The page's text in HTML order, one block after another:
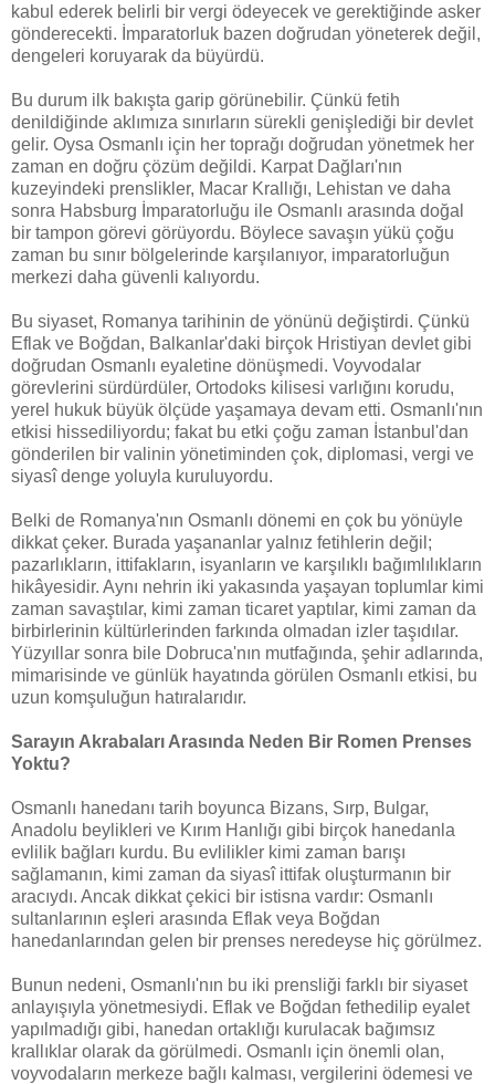
kabul ederek belirli bir vergi ödeyecek ve gerektiğinde asker
gönderecekti. İmparatorluk bazen doğrudan yöneterek değil,
dengeleri koruyarak da büyürdü.
Bu durum ilk bakışta garip görünebilir. Çünkü fetih
denildiğinde aklımıza sınırların sürekli genişlediği bir devlet
gelir. Oysa Osmanlı için her toprağı doğrudan yönetmek her
zaman en doğru çözüm değildi. Karpat Dağları'nın
kuzeyindeki prenslikler, Macar Krallığı, Lehistan ve daha
sonra Habsburg İmparatorluğu ile Osmanlı arasında doğal
bir tampon görevi görüyordu. Böylece savaşın yükü çoğu
zaman bu sınır bölgelerinde karşılanıyor, imparatorluğun
merkezi daha güvenli kalıyordu.
Bu siyaset, Romanya tarihinin de yönünü değiştirdi. Çünkü
Eflak ve Boğdan, Balkanlar'daki birçok Hristiyan devlet gibi
doğrudan Osmanlı eyaletine dönüşmedi. Voyvodalar
görevlerini sürdürdüler, Ortodoks kilisesi varlığını korudu,
yerel hukuk büyük ölçüde yaşamaya devam etti. Osmanlı'nın
etkisi hissediliyordu; fakat bu etki çoğu zaman İstanbul'dan
gönderilen bir valinin yönetiminden çok, diplomasi, vergi ve
siyasî denge yoluyla kuruluyordu.
Belki de Romanya'nın Osmanlı dönemi en çok bu yönüyle
dikkat çeker. Burada yaşananlar yalnız fetihlerin değil;
pazarlıkların, ittifakların, isyanların ve karşılıklı bağımlılıkların
hikâyesidir. Aynı nehrin iki yakasında yaşayan toplumlar kimi
zaman savaştılar, kimi zaman ticaret yaptılar, kimi zaman da
birbirlerinin kültürlerinden farkında olmadan izler taşıdılar.
Yüzyıllar sonra bile Dobruca'nın mutfağında, şehir adlarında,
mimarisinde ve günlük hayatında görülen Osmanlı etkisi, bu
uzun komşuluğun hatıralarıdır.
Sarayın Akrabaları Arasında Neden Bir Romen Prenses
Yoktu?
Osmanlı hanedanı tarih boyunca Bizans, Sırp, Bulgar,
Anadolu beylikleri ve Kırım Hanlığı gibi birçok hanedanla
evlilik bağları kurdu. Bu evlilikler kimi zaman barışı
sağlamanın, kimi zaman da siyasî ittifak oluşturmanın bir
aracıydı. Ancak dikkat çekici bir istisna vardır: Osmanlı
sultanlarının eşleri arasında Eflak veya Boğdan
hanedanlarından gelen bir prenses neredeyse hiç görülmez.
Bunun nedeni, Osmanlı'nın bu iki prensliği farklı bir siyaset
anlayışıyla yönetmesiydi. Eflak ve Boğdan fethedilip eyalet
yapılmadığı gibi, hanedan ortaklığı kurulacak bağımsız
krallıklar olarak da görülmedi. Osmanlı için önemli olan,
voyvodaların merkeze bağlı kalması, vergilerini ödemesi ve